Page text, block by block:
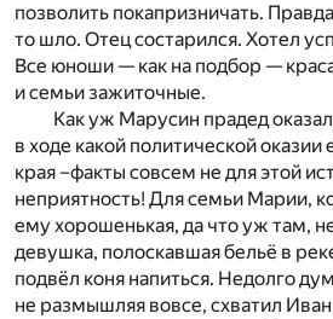
позволить покапризничать.
то шло. Отец состарился. Хотел
Все юноши — как на подбор —
и семьи зажиточные.
Как уж Марусин прадед
в ходе какой политической оказии
края –факты совсем не для этой
неприятность! Для семьи Марии,
ему хорошенькая, да что уж там,
девушка, полоскавшая бельё в
подвёл коня напиться. Недолго
не размышляя вовсе, схватил